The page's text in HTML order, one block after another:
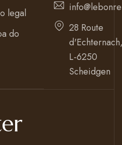
legal
do
28 Route
L-6250
Scheidgen